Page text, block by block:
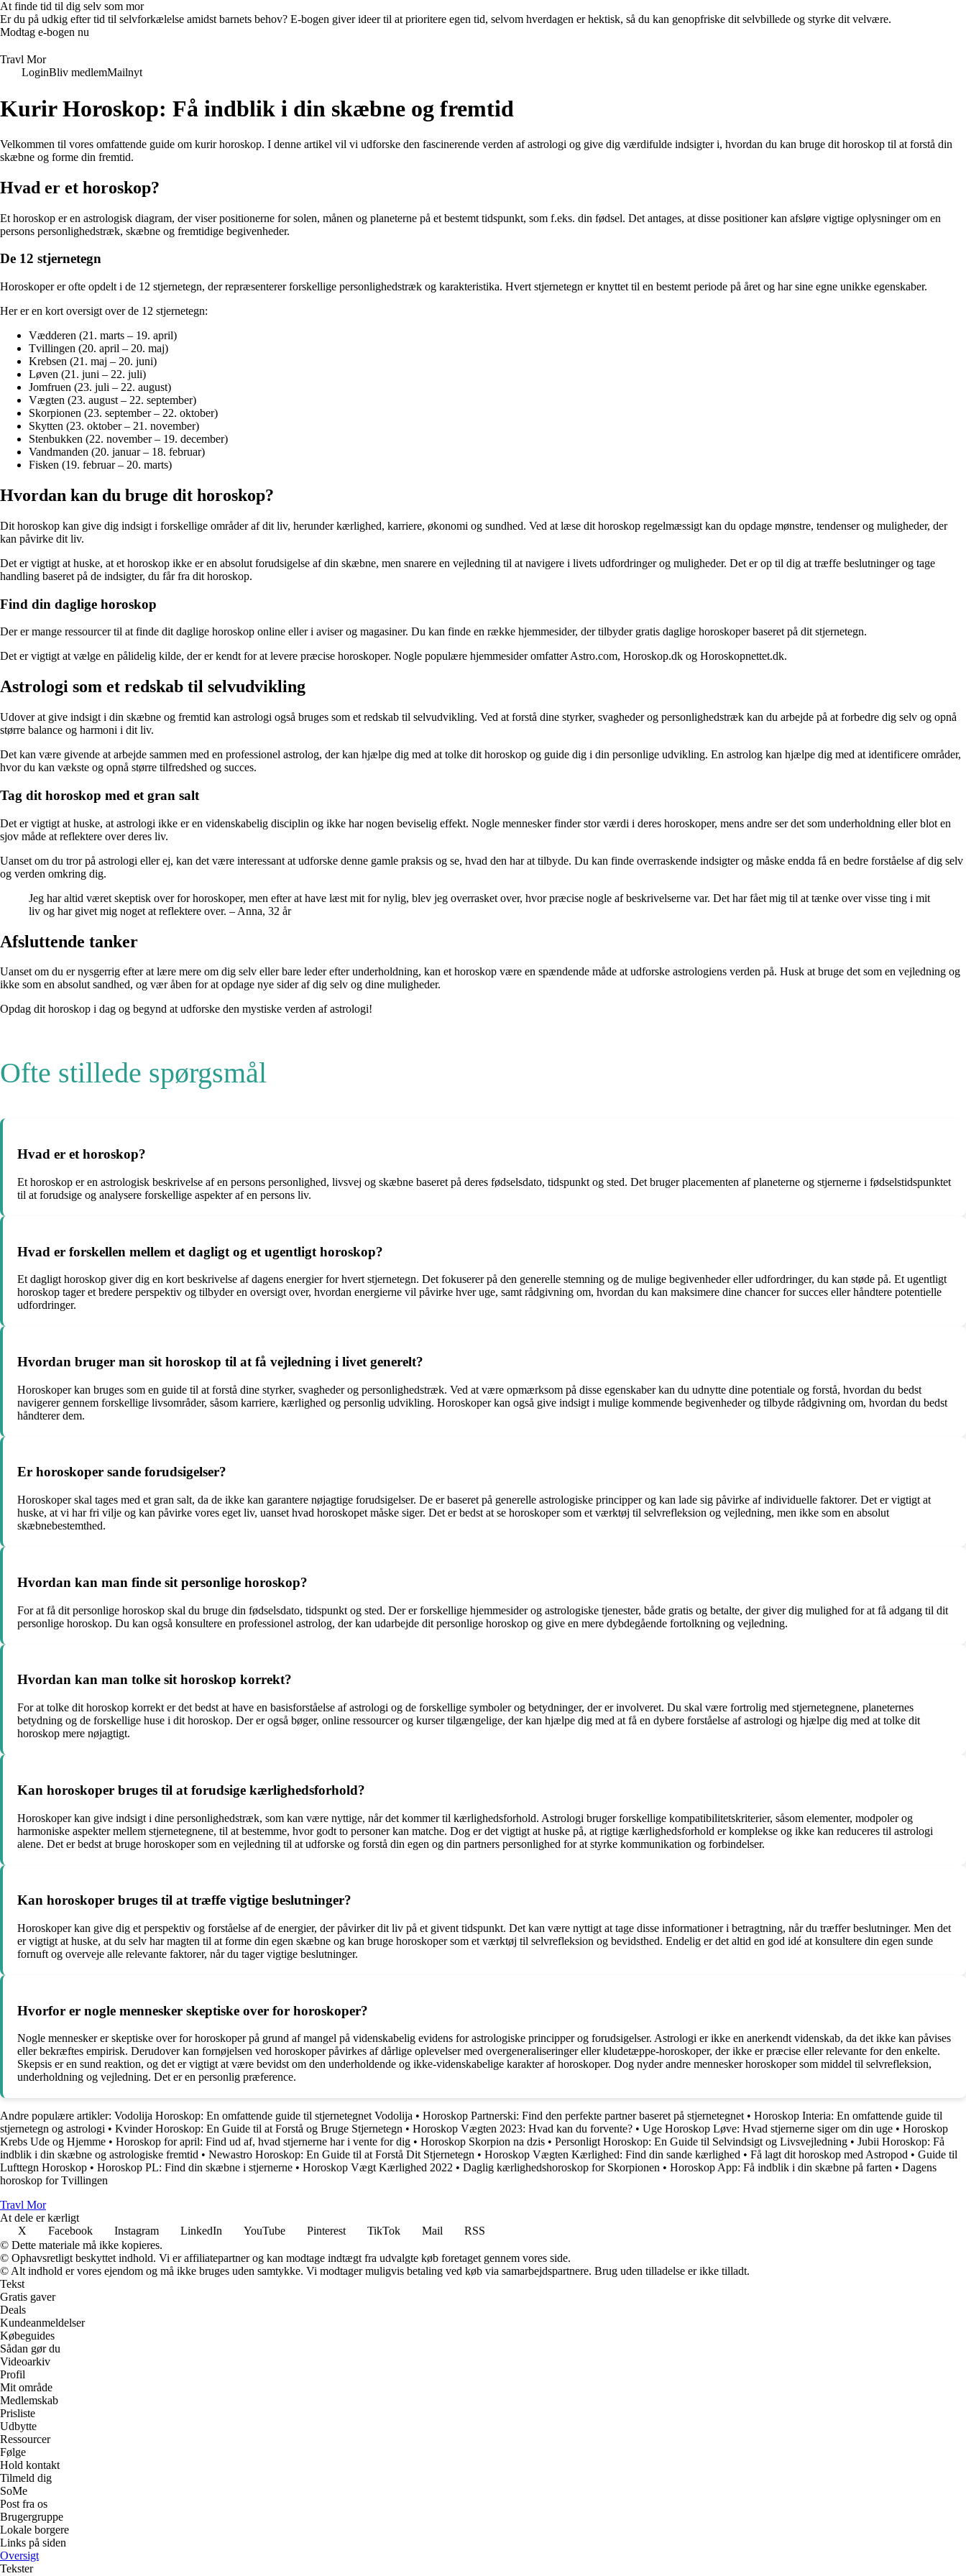
At finde tid til dig selv som mor
Er du på udkig efter tid til selvforkælelse amidst barnets behov? E-bogen giver ideer til at prioritere egen tid, selvom hverdagen er hektisk, så du kan genopfriske dit selvbillede og styrke dit velvære.
Modtag e-bogen nu
Travl Mor
LoginBliv medlemMailnyt
Kurir Horoskop: Få indblik i din skæbne og fremtid
Velkommen til vores omfattende guide om kurir horoskop. I denne artikel vil vi udforske den fascinerende verden af astrologi og give dig værdifulde indsigter i, hvordan du kan bruge dit horoskop til at forstå din
skæbne og forme din fremtid.
Hvad er et horoskop?
Et horoskop er en astrologisk diagram, der viser positionerne for solen, månen og planeterne på et bestemt tidspunkt, som f.eks. din fødsel. Det antages, at disse positioner kan afsløre vigtige oplysninger om en
persons personlighedstræk, skæbne og fremtidige begivenheder.
De 12 stjernetegn
Horoskoper er ofte opdelt i de 12 stjernetegn, der repræsenterer forskellige personlighedstræk og karakteristika. Hvert stjernetegn er knyttet til en bestemt periode på året og har sine egne unikke egenskaber.
Her er en kort oversigt over de 12 stjernetegn:
Vædderen (21. marts – 19. april)
Tvillingen (20. april – 20. maj)
Krebsen (21. maj – 20. juni)
Løven (21. juni – 22. juli)
Jomfruen (23. juli – 22. august)
Vægten (23. august – 22. september)
Skorpionen (23. september – 22. oktober)
Skytten (23. oktober – 21. november)
Stenbukken (22. november – 19. december)
Vandmanden (20. januar – 18. februar)
Fisken (19. februar – 20. marts)
Hvordan kan du bruge dit horoskop?
Dit horoskop kan give dig indsigt i forskellige områder af dit liv, herunder kærlighed, karriere, økonomi og sundhed. Ved at læse dit horoskop regelmæssigt kan du opdage mønstre, tendenser og muligheder, der
kan påvirke dit liv.
Det er vigtigt at huske, at et horoskop ikke er en absolut forudsigelse af din skæbne, men snarere en vejledning til at navigere i livets udfordringer og muligheder. Det er op til dig at træffe beslutninger og tage
handling baseret på de indsigter, du får fra dit horoskop.
Find din daglige horoskop
Der er mange ressourcer til at finde dit daglige horoskop online eller i aviser og magasiner. Du kan finde en række hjemmesider, der tilbyder gratis daglige horoskoper baseret på dit stjernetegn.
Det er vigtigt at vælge en pålidelig kilde, der er kendt for at levere præcise horoskoper. Nogle populære hjemmesider omfatter Astro.com, Horoskop.dk og Horoskopnettet.dk.
Astrologi som et redskab til selvudvikling
Udover at give indsigt i din skæbne og fremtid kan astrologi også bruges som et redskab til selvudvikling. Ved at forstå dine styrker, svagheder og personlighedstræk kan du arbejde på at forbedre dig selv og opnå
større balance og harmoni i dit liv.
Det kan være givende at arbejde sammen med en professionel astrolog, der kan hjælpe dig med at tolke dit horoskop og guide dig i din personlige udvikling. En astrolog kan hjælpe dig med at identificere områder,
hvor du kan vækste og opnå større tilfredshed og succes.
Tag dit horoskop med et gran salt
Det er vigtigt at huske, at astrologi ikke er en videnskabelig disciplin og ikke har nogen beviselig effekt. Nogle mennesker finder stor værdi i deres horoskoper, mens andre ser det som underholdning eller blot en
sjov måde at reflektere over deres liv.
Uanset om du tror på astrologi eller ej, kan det være interessant at udforske denne gamle praksis og se, hvad den har at tilbyde. Du kan finde overraskende indsigter og måske endda få en bedre forståelse af dig selv
og verden omkring dig.
Jeg har altid været skeptisk over for horoskoper, men efter at have læst mit for nylig, blev jeg overrasket over, hvor præcise nogle af beskrivelserne var. Det har fået mig til at tænke over visse ting i mit
liv og har givet mig noget at reflektere over. – Anna, 32 år
Afsluttende tanker
Uanset om du er nysgerrig efter at lære mere om dig selv eller bare leder efter underholdning, kan et horoskop være en spændende måde at udforske astrologiens verden på. Husk at bruge det som en vejledning og
ikke som en absolut sandhed, og vær åben for at opdage nye sider af dig selv og dine muligheder.
Opdag dit horoskop i dag og begynd at udforske den mystiske verden af astrologi!
Ofte stillede spørgsmål
Hvad er et horoskop?
Et horoskop er en astrologisk beskrivelse af en persons personlighed, livsvej og skæbne baseret på deres fødselsdato, tidspunkt og sted. Det bruger placementen af planeterne og stjernerne i fødselstidspunktet
til at forudsige og analysere forskellige aspekter af en persons liv.
Hvad er forskellen mellem et dagligt og et ugentligt horoskop?
Et dagligt horoskop giver dig en kort beskrivelse af dagens energier for hvert stjernetegn. Det fokuserer på den generelle stemning og de mulige begivenheder eller udfordringer, du kan støde på. Et ugentligt
horoskop tager et bredere perspektiv og tilbyder en oversigt over, hvordan energierne vil påvirke hver uge, samt rådgivning om, hvordan du kan maksimere dine chancer for succes eller håndtere potentielle
udfordringer.
Hvordan bruger man sit horoskop til at få vejledning i livet generelt?
Horoskoper kan bruges som en guide til at forstå dine styrker, svagheder og personlighedstræk. Ved at være opmærksom på disse egenskaber kan du udnytte dine potentiale og forstå, hvordan du bedst
navigerer gennem forskellige livsområder, såsom karriere, kærlighed og personlig udvikling. Horoskoper kan også give indsigt i mulige kommende begivenheder og tilbyde rådgivning om, hvordan du bedst
håndterer dem.
Er horoskoper sande forudsigelser?
Horoskoper skal tages med et gran salt, da de ikke kan garantere nøjagtige forudsigelser. De er baseret på generelle astrologiske principper og kan lade sig påvirke af individuelle faktorer. Det er vigtigt at
huske, at vi har fri vilje og kan påvirke vores eget liv, uanset hvad horoskopet måske siger. Det er bedst at se horoskoper som et værktøj til selvrefleksion og vejledning, men ikke som en absolut
skæbnebestemthed.
Hvordan kan man finde sit personlige horoskop?
For at få dit personlige horoskop skal du bruge din fødselsdato, tidspunkt og sted. Der er forskellige hjemmesider og astrologiske tjenester, både gratis og betalte, der giver dig mulighed for at få adgang til dit
personlige horoskop. Du kan også konsultere en professionel astrolog, der kan udarbejde dit personlige horoskop og give en mere dybdegående fortolkning og vejledning.
Hvordan kan man tolke sit horoskop korrekt?
For at tolke dit horoskop korrekt er det bedst at have en basisforståelse af astrologi og de forskellige symboler og betydninger, der er involveret. Du skal være fortrolig med stjernetegnene, planeternes
betydning og de forskellige huse i dit horoskop. Der er også bøger, online ressourcer og kurser tilgængelige, der kan hjælpe dig med at få en dybere forståelse af astrologi og hjælpe dig med at tolke dit
horoskop mere nøjagtigt.
Kan horoskoper bruges til at forudsige kærlighedsforhold?
Horoskoper kan give indsigt i dine personlighedstræk, som kan være nyttige, når det kommer til kærlighedsforhold. Astrologi bruger forskellige kompatibilitetskriterier, såsom elementer, modpoler og
harmoniske aspekter mellem stjernetegnene, til at bestemme, hvor godt to personer kan matche. Dog er det vigtigt at huske på, at rigtige kærlighedsforhold er komplekse og ikke kan reduceres til astrologi
alene. Det er bedst at bruge horoskoper som en vejledning til at udforske og forstå din egen og din partners personlighed for at styrke kommunikation og forbindelser.
Kan horoskoper bruges til at træffe vigtige beslutninger?
Horoskoper kan give dig et perspektiv og forståelse af de energier, der påvirker dit liv på et givent tidspunkt. Det kan være nyttigt at tage disse informationer i betragtning, når du træffer beslutninger. Men det
er vigtigt at huske, at du selv har magten til at forme din egen skæbne og kan bruge horoskoper som et værktøj til selvrefleksion og bevidsthed. Endelig er det altid en god idé at konsultere din egen sunde
fornuft og overveje alle relevante faktorer, når du tager vigtige beslutninger.
Hvorfor er nogle mennesker skeptiske over for horoskoper?
Nogle mennesker er skeptiske over for horoskoper på grund af mangel på videnskabelig evidens for astrologiske principper og forudsigelser. Astrologi er ikke en anerkendt videnskab, da det ikke kan påvises
eller bekræftes empirisk. Derudover kan fornøjelsen ved horoskoper påvirkes af dårlige oplevelser med overgeneraliseringer eller kludetæppe-horoskoper, der ikke er præcise eller relevante for den enkelte.
Skepsis er en sund reaktion, og det er vigtigt at være bevidst om den underholdende og ikke-videnskabelige karakter af horoskoper. Dog nyder andre mennesker horoskoper som middel til selvrefleksion,
underholdning og vejledning. Det er en personlig præference.
Andre populære artikler: Vodolija Horoskop: En omfattende guide til stjernetegnet Vodolija • Horoskop Partnerski: Find den perfekte partner baseret på stjernetegnet • Horoskop Interia: En omfattende guide til
stjernetegn og astrologi • Kvinder Horoskop: En Guide til at Forstå og Bruge Stjernetegn • Horoskop Vægten 2023: Hvad kan du forvente? • Uge Horoskop Løve: Hvad stjernerne siger om din uge • Horoskop
Krebs Ude og Hjemme • Horoskop for april: Find ud af, hvad stjernerne har i vente for dig • Horoskop Skorpion na dzis • Personligt Horoskop: En Guide til Selvindsigt og Livsvejledning • Jubii Horoskop: Få
indblik i din skæbne og astrologiske fremtid • Newastro Horoskop: En Guide til at Forstå Dit Stjernetegn • Horoskop Vægten Kærlighed: Find din sande kærlighed • Få lagt dit horoskop med Astropod • Guide til
Lufttegn Horoskop • Horoskop PL: Find din skæbne i stjernerne • Horoskop Vægt Kærlighed 2022 • Daglig kærlighedshoroskop for Skorpionen • Horoskop App: Få indblik i din skæbne på farten • Dagens
horoskop for Tvillingen
Travl Mor
At dele er kærligt
X
Facebook Instagram LinkedIn YouTube Pinterest TikTok Mail
RSS
© Dette materiale må ikke kopieres.
© Ophavsretligt beskyttet indhold. Vi er affiliatepartner og kan modtage indtægt fra udvalgte køb foretaget gennem vores side.
© Alt indhold er vores ejendom og må ikke bruges uden samtykke. Vi modtager muligvis betaling ved køb via samarbejdspartnere. Brug uden tilladelse er ikke tilladt.
Tekst
Gratis gaver
Deals
Kundeanmeldelser
Købeguides
Sådan gør du
Videoarkiv
Profil
Mit område
Medlemskab
Prisliste
Udbytte
Ressourcer
Følge
Hold kontakt
Tilmeld dig
SoMe
Post fra os
Brugergruppe
Lokale borgere
Links på siden
Oversigt
Tekster